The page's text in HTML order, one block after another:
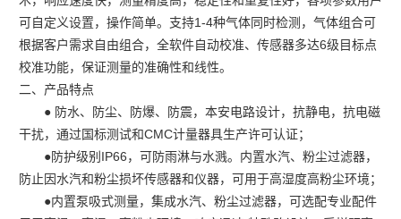
术，响应速度快，测量精度高，稳定性和重复性好，各项参数用户
可自定义设置，操作简单。支持1-4种气体同时检测，气体组合可
根据客户需求自由组合，全软件自动校准、传感器多达6级目标点
校准功能，保证测量的准确性和线性。
二、产品特点
● 防水、防尘、防爆、防震，本安电路设计，抗静电，抗电磁
干扰，通过国标测试和CMC计量器具生产许可认证；
●防护级别IP66，可防雨淋与水溅。内置水汽、粉尘过滤器，
防止因水汽和粉尘损坏传感器和仪器，可用于高湿度高粉尘环境；
●内置泵吸式测量，集成水汽、粉尘过滤器，可选配专业配件